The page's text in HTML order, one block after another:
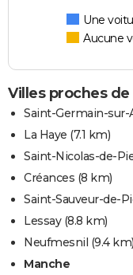
Une
Aucune
Villes proches
Saint-Germain-sur-
La Haye (7.1 km)
Saint-Nicolas-de-
Créances (8 km)
Saint-Sauveur-de-
Lessay(8.8 km)
Neufmesnil (9.4 km)
Manche